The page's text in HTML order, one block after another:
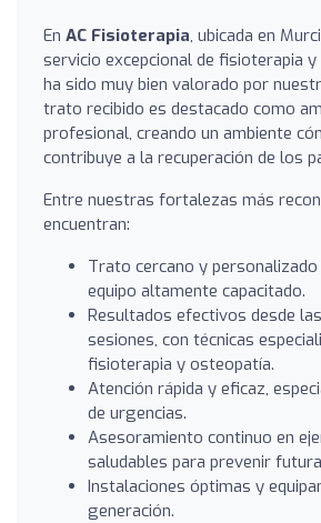
En AC Fisioterapia, ubicada en
servicio excepcional de fisioterapia
ha sido muy bien valorado por
trato recibido es destacado como
profesional, creando un ambiente
contribuye a la recuperación de los
Entre nuestras fortalezas más
encuentran:
Trato cercano y
equipo altamente capacitado.
Resultados efectivos desde
sesiones, con técnicas
fisioterapia y osteopatía.
Atención rápida y eficaz,
de urgencias.
Asesoramiento continuo en
saludables para prevenir
Instalaciones óptimas y
generación.